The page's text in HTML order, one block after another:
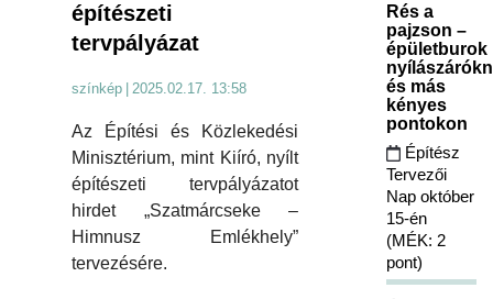
építészeti
tervpályázat
színkép 2025.02.17. 13:58
Az Építési és Közlekedési
Minisztérium, mint Kiíró, nyílt
építészeti tervpályázatot
hirdet „Szatmárcseke –
Himnusz Emlékhely”
tervezésére.
Rés a
pajzson –
épületburok
és más
kényes
pontokon
Építész
Tervezői
Nap október
15-én
(MÉK: 2
pont)